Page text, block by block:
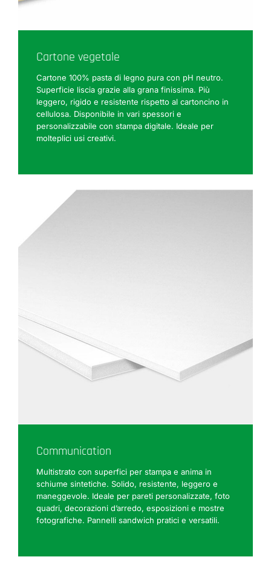
Cartone vegetale
Cartone 100% pasta di legno pura con pH neutro.
Superficie liscia grazie alla grana finissima. Più
leggero, rigido e resistente rispetto al cartoncino in
cellulosa. Disponibile in vari spessori e
personalizzabile con stampa digitale. Ideale per
molteplici usi creativi.
Communication
Multistrato con superfici per stampa e anima in
schiume sintetiche. Solido, resistente, leggero e
maneggevole. Ideale per pareti personalizzate, foto
quadri, decorazioni d’arredo, esposizioni e mostre
fotografiche. Pannelli sandwich pratici e versatili.